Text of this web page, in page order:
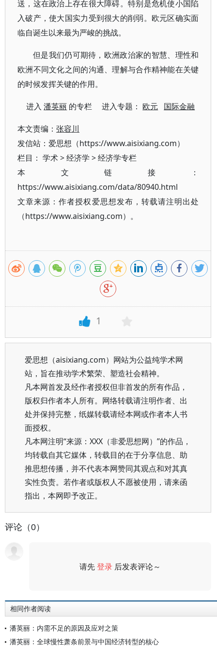
送，这在政治上存在很大障碍。特别是危机使小国陷
入破产，使大国实力受到很大的削弱。欧元区确实面
临自诞生以来最为严峻的挑战。
但是我们仍可期待，欧洲政治家的智慧、理性和
欧洲不同文化之间的沟通、理解与合作精神能在关键
的时候发挥关键的作用。
进入潘英丽 的专栏 进入专题： 欧元 国际金融
本文责编： 张容川
发信站：爱思想（https://www.aisixiang.com）
栏目： 学术>经济学 >经济学专栏
本文链接：
https://www.aisixiang.com/data/80940.html
文章来源：作者授权爱思想发布，转载请注明出处
（https://www.aisixiang.com）。
1
爱思想（aisixiang.com）网站为公益纯学术网
站，旨在推动学术繁荣、塑造社会精神。
凡本网首发及经作者授权但非首发的所有作品，
版权归作者本人所有。网络转载请注明作者、出
处并保持完整，纸媒转载请经本网或作者本人书
面授权。
凡本网注明“来源：XXX（非爱思想网）”的作品，
均转载自其它媒体，转载目的在于分享信息、助
推思想传播，并不代表本网赞同其观点和对其真
实性负责。若作者或版权人不愿被使用，请来函
指出，本网即予改正。
评论（0）
请先登录 后发表评论～
相同作者阅读
潘英丽：内需不足的原因及应对之策
潘英丽：全球慢性萧条前景与中国经济转型的核心